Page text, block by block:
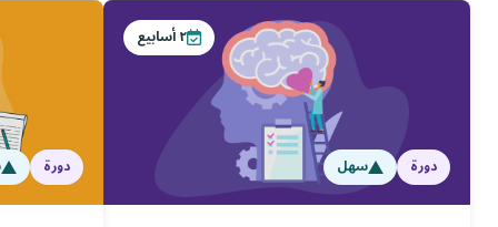
٢أسابيع
دورة سهل دورة